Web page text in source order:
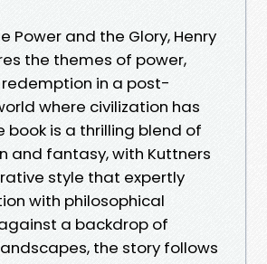
Power and the Glory, Henry
the themes of power,
in a post-
where civilization has
book is a thrilling blend of
and fantasy, with Kuttners
style that expertly
with philosophical
a backdrop of
the story follows